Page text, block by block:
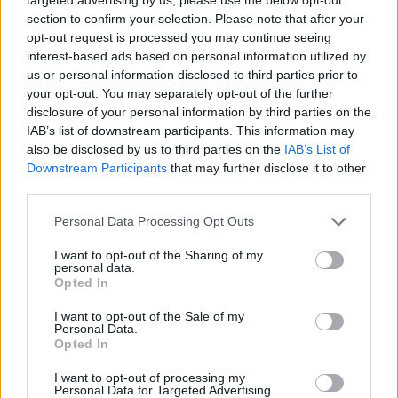
section to confirm your selection. Please note that after your
opt-out request is processed you may continue seeing
interest-based ads based on personal information utilized by
us or personal information disclosed to third parties prior to
your opt-out. You may separately opt-out of the further
disclosure of your personal information by third parties on the
IAB’s list of downstream participants. This information may
also be disclosed by us to third parties on the IAB’s List of
Downstream Participants that may further disclose it to other
Personal Data Processing Opt Outs
I want to opt-out of the Sharing of my
personal data.
Opted In
I want to opt-out of the Sale of my
Personal Data.
Opted In
I want to opt-out of processing my
Personal Data for Targeted Advertising.
και τεχνοκρατικό τρόπο, με ομάδα που διαθέτει
βαθιά τεχνογνωσία, μπορεί να λειτουργήσει ως
στρατηγικός εταίρος, σχεδιάζοντας και
υλοποιώντας το όραμα και το σχέδιο της εκάστοτε
Περιφερειακής Αρχής”.
Ο Πρόεδρος του Αναπτυξιακού Οργανισμού, κ.
Σχοινοχωρίτης, στον χαιρετισμό του,
ευχαριστώντας τους ανθρώπους του Αναπτυξιακού
εκδήλωσης επι της ουσίας αντικατοπτρίζει τη νέα
στρατηγική της ομαδας του Αναπτυξιακού
Οργανισμου τα τελευταία χρόνια. Ευχαριστώ τον
κύριο Κουναδέα και τα υπόλοιπα στελέχη της
ομάδας του Αναπτυξιακού Οργανισμού για την
προσπάθεια που καταβάλλουν καθημερινά και η